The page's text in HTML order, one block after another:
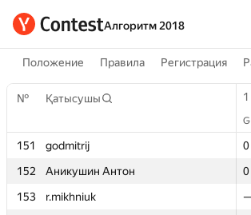
Алгоритм 2018
Положение Правила Регистрация
№ Қатысушы 1
151 godmitrij 0
152
Аникушин Антон 0
153
r.mikhniuk
№ Қатысушы 1
151 godmitrij 0
152
Аникушин Антон 0
153
r.mikhniuk